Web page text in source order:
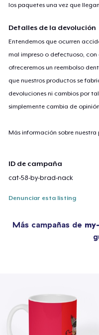
los paquetes una vez que
Detalles de la devolución
Entendemos que ocurren
mal impreso o defectuoso,
ofreceremos un reembolso
que nuestros productos se
devoluciones ni cambios por
simplemente cambia de
Más información sobre
ID de campaña
cat-58-by-brad-nack
Denunciar esta listing
Más campañas de